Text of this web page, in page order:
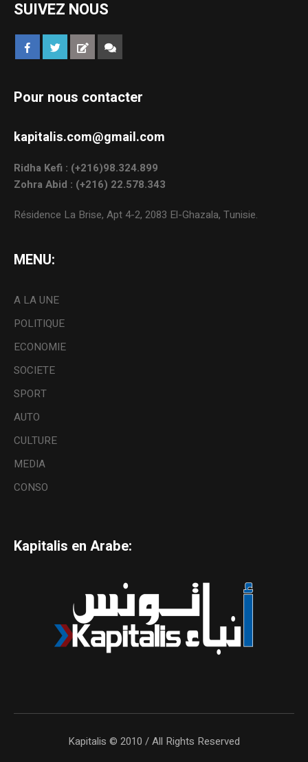
SUIVEZ NOUS
Pour nous contacter
kapitalis.com@gmail.com
Ridha Kefi : (+216)98.324.899
Zohra Abid : (+216) 22.578.343
Résidence La Brise, Apt 4-2, 2083 El-Ghazala, Tunisie.
MENU:
A LA UNE
POLITIQUE
ECONOMIE
SOCIETE
SPORT
AUTO
CULTURE
MEDIA
CONSO
Kapitalis en Arabe:
Kapitalis © 2010 / All Rights Reserved